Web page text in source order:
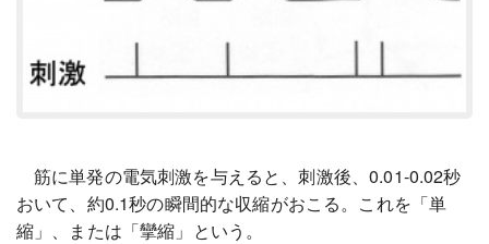
筋に単発の電気刺激を与えると、刺激後、0.01-0.02秒
おいて、約0.1秒の瞬間的な収縮がおこる。これを「単
縮」、または「攣縮」という。